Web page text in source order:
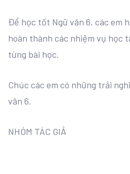
Để học tốt Ngữ văn 6, các em
hoàn thành các nhiệm vụ học
từng bài học.
Chúc các em có những trải
văn 6.
NHÓM TÁC GIẢ